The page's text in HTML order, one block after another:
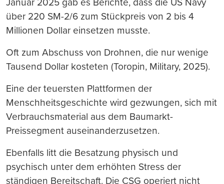
über 220 SM-2/6 zum Stückpreis von 2 bis 4
Millionen Dollar einsetzen musste.
Oft zum Abschuss von Drohnen, die nur wenige
Tausend Dollar kosteten (Toropin, Military, 2025).
Eine der teuersten Plattformen der
Menschheitsgeschichte wird gezwungen, sich mit
Verbrauchsmaterial aus dem Baumarkt-
Preissegment auseinanderzusetzen.
Ebenfalls litt die Besatzung physisch und
psychisch unter dem erhöhten Stress der
ständigen Bereitschaft. Die CSG operiert nicht